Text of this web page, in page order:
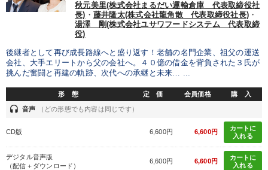
秋元美里(株式会社まるだい運輸倉庫 代表取締役社
長) ・ 藤井隆太(株式会社龍角散 代表取締役社長) ・
湯澤 剛(株式会社ユサワフードシステム 代表取締
役)
後継者として再び成長路線へと盛り返す！老舗の名門企業、祖父の運送
会社、大手エリートから父の会社へ。４０億の借金を背負された３氏が
挑んだ奮闘と再建の軌跡、次代への承継と未来… ...
形 態 定 価 会員価格 購 入
headset 音声 （どの形態でも内容は同じです）
CD版 6,600円 6,600円
カートに
入れる
デジタル音声版
（配信＋ダウンロード）
6,600円 6,600円
カートに
入れる